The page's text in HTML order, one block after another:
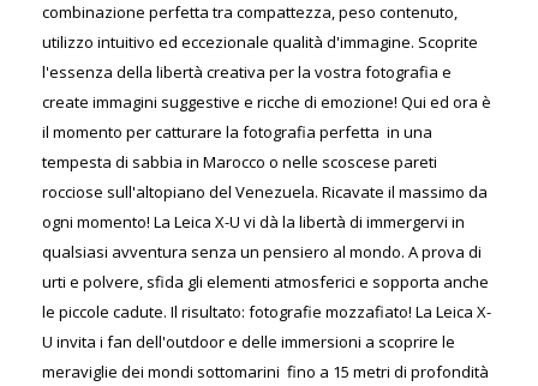
combinazione perfetta tra compattezza, peso contenuto,
utilizzo intuitivo ed eccezionale qualità d'immagine. Scoprite
l'essenza della libertà creativa per la vostra fotografia e
create immagini suggestive e ricche di emozione! Qui ed ora è
il momento per catturare la fotografia perfetta  in una
tempesta di sabbia in Marocco o nelle scoscese pareti
rocciose sull'altopiano del Venezuela. Ricavate il massimo da
ogni momento! La Leica X-U vi dà la libertà di immergervi in
qualsiasi avventura senza un pensiero al mondo. A prova di
urti e polvere, sfida gli elementi atmosferici e sopporta anche
le piccole cadute. Il risultato: fotografie mozzafiato! La Leica X-
U invita i fan dell'outdoor e delle immersioni a scoprire le
meraviglie dei mondi sottomarini  fino a 15 metri di profondità